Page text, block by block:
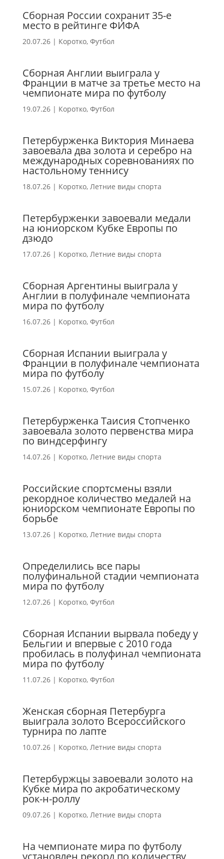
Сборная России сохранит 35-е
место в рейтинге ФИФА
20.07.26| Коротко, Футбол
Сборная Англии выиграла у
Франции в матче за третье место на
чемпионате мира по футболу
19.07.26| Коротко, Футбол
Петербурженка Виктория Минаева
завоевала два золота и серебро на
международных соревнованиях по
настольному теннису
18.07.26| Коротко, Летние виды спорта
Петербурженки завоевали медали
на юниорском Кубке Европы по
дзюдо
17.07.26| Коротко, Летние виды спорта
Сборная Аргентины выиграла у
Англии в полуфинале чемпионата
мира по футболу
16.07.26| Коротко, Футбол
Сборная Испании выиграла у
Франции в полуфинале чемпионата
мира по футболу
15.07.26| Коротко, Футбол
Петербурженка Таисия Стопченко
завоевала золото первенства мира
по виндсерфингу
14.07.26| Коротко, Летние виды спорта
Российские спортсмены взяли
рекордное количество медалей на
юниорском чемпионате Европы по
борьбе
13.07.26| Коротко, Летние виды спорта
Определились все пары
полуфинальной стадии чемпионата
мира по футболу
12.07.26| Коротко, Футбол
Сборная Испании вырвала победу у
Бельгии и впервые с 2010 года
пробилась в полуфинал чемпионата
мира по футболу
11.07.26| Коротко, Футбол
Женская сборная Петербурга
выиграла золото Всероссийского
турнира по лапте
10.07.26| Коротко, Летние виды спорта
Петербуржцы завоевали золото на
Кубке мира по акробатическому
рок-н-роллу
09.07.26| Коротко, Летние виды спорта
На чемпионате мира по футболу
установлен рекорд по количеству